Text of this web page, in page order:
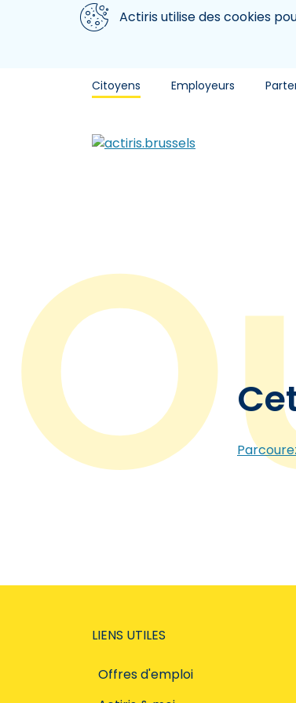
Aller au contenu principal
Nous utilisons des cookiesActiris utilise des cookies
Citoyens Employeurs
LIENS UTILES
Offres d'emploi